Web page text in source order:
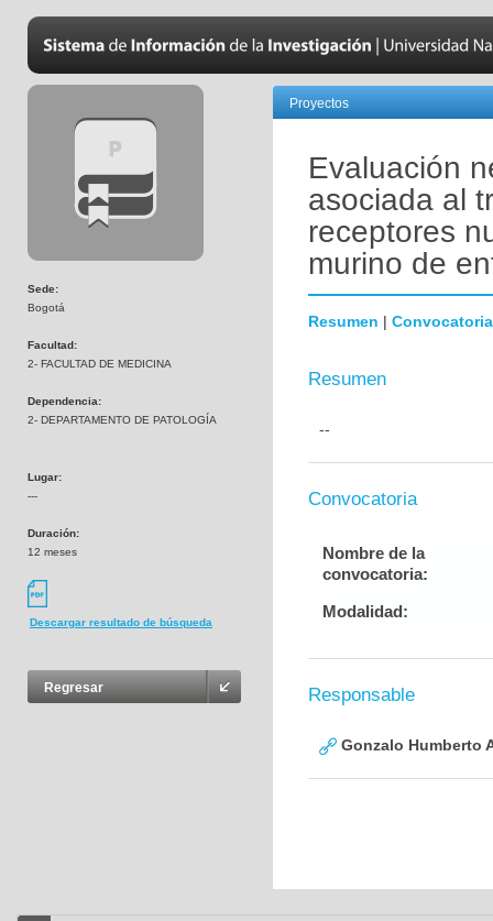
Sede:
Bogotá
Facultad:
2- FACULTAD DE MEDICINA
Dependencia:
2- DEPARTAMENTO DE PATOLOGÍA
Lugar:
---
Duración:
12 meses
Descargar resultado de búsqueda
Regresar
Proyectos
Evaluación
asociada al
receptores
murino de
Resumen | Convocatoria
Resumen
--
Convocatoria
Nombre de la
convocatoria:
Modalidad:
Responsable
Gonzalo Humberto